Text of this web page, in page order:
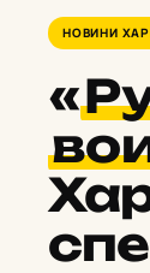
контенту
НОВИНИ
«